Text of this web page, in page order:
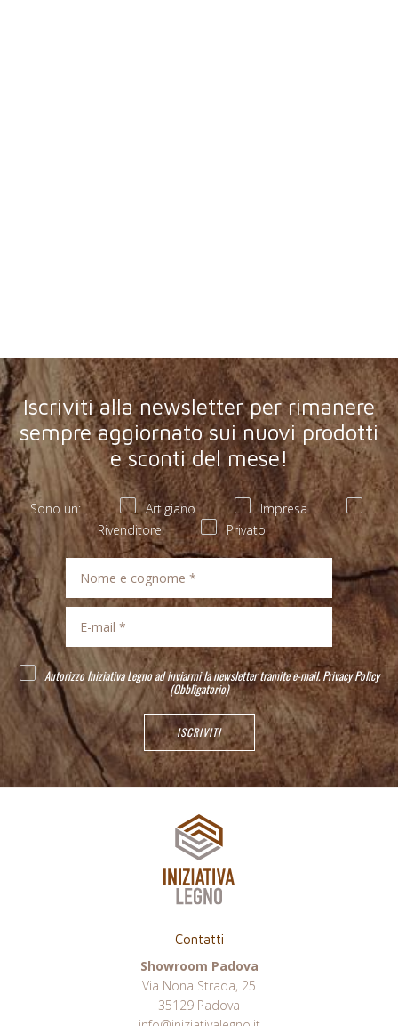
Iscriviti alla newsletter per rimanere
sempre aggiornato sui nuovi prodotti
e sconti del mese!
Sono un: Artigiano
Impresa
Rivenditore
Privato
Autorizzo Iniziativa Legno ad inviarmi la newsletter tramite e-mail.Privacy Policy
(Obbligatorio)
Contatti
Showroom Padova
Via Nona Strada, 25
35129 Padova